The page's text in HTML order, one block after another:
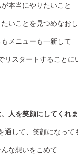
本当にやりたいこと
いことを見つめなお
メニューも一新して
リスタートすることに
人を笑顔にしてくれま
通して、笑顔になって
んな想いをこめて